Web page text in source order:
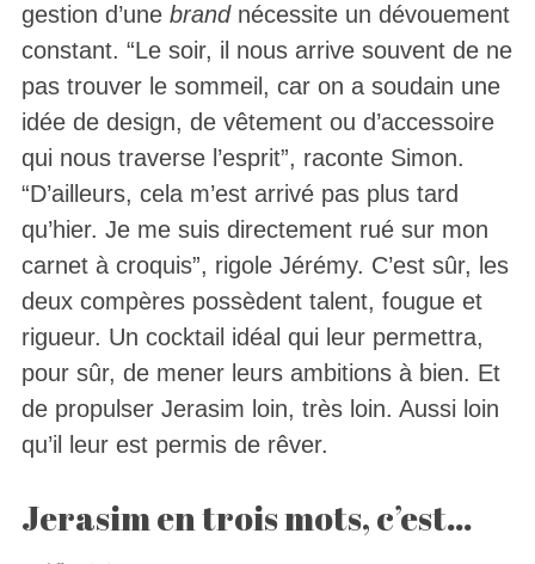
gestion d’une brandnécessite un dévouement
constant. “Le soir, il nous arrive souvent de ne
pas trouver le sommeil, car on a soudain une
idée de design, de vêtement ou d’accessoire
qui nous traverse l’esprit”, raconte Simon.
“D’ailleurs, cela m’est arrivé pas plus tard
qu’hier. Je me suis directement rué sur mon
carnet à croquis”, rigole Jérémy. C’est sûr, les
deux compères possèdent talent, fougue et
rigueur. Un cocktail idéal qui leur permettra,
pour sûr, de mener leurs ambitions à bien. Et
de propulser Jerasim loin, très loin. Aussi loin
qu’il leur est permis de rêver.
Jerasim en trois mots, c’est…